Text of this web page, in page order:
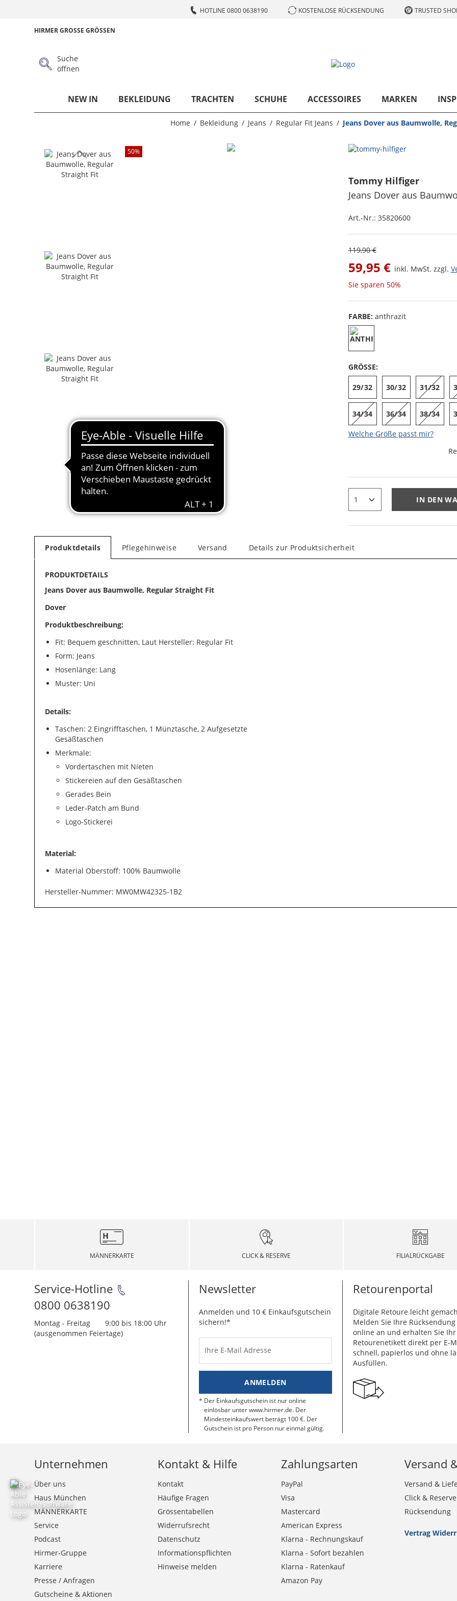
HOTLINE 0800 0638190 KOSTENLOSE RÜCKSENDUNG TRUSTED
HIRMER GROSSE GRÖSSEN
Suche
öffnen
NEW IN BEKLEIDUNG TRACHTEN SCHUHE ACCESSOIRES MARKEN
Home Bekleidung Jeans Regular Fit Jeans Jeans Dover aus Baumwolle,
50%
Tommy Hilfiger
Jeans Dover aus
Art.-Nr.: 35820600
119,90 €
59,95 € inkl. MwSt. zzgl.
Sie sparen 50%
FARBE: anthrazit
GRÖSSE:
29/32 30/32 31/32
34/34 36/34 38/34
Welche Größe passt mir?
IN DEN
Produktdetails Pflegehinweise Versand Details zur Produktsicherheit
PRODUKTDETAILS
Jeans Dover aus Baumwolle, Regular Straight Fit
Dover
Produktbeschreibung:
Fit: Bequem geschnitten, Laut Hersteller: Regular Fit
Form: Jeans
Hosenlänge: Lang
Muster: Uni
Details:
Taschen: 2 Eingrifftaschen, 1 Münztasche, 2 Aufgesetzte
Gesäßtaschen
Merkmale:
Vordertaschen mit Nieten
Stickereien auf den Gesäßtaschen
Gerades Bein
Leder-Patch am Bund
Logo-Stickerei
Material:
Material Oberstoff: 100% Baumwolle
Hersteller-Nummer: MW0MW42325-1B2
MÄNNERKARTE CLICK & RESERVE FILIALRÜCKGABE
Service-Hotline
0800 0638190
Montag - Freitag
9:00 bis 18:00 Uhr
(ausgenommen Feiertage)
Newsletter
Anmelden und 10 € Einkaufsgutschein
sichern!*
Ihre E-Mail Adresse
ANMELDEN
Der Einkaufsgutschein ist nur online
einlösbar unter www.hirmer.de. Der
Mindesteinkaufswert beträgt 100 €. Der
Gutschein ist pro Person nur einmal gültig.
Retourenportal
Digitale Retoure leicht
Melden Sie Ihre
online an und erhalten Sie Ihr
Retourenetikett direkt per E-
schnell, papierlos und ohne
Ausfüllen.
Unternehmen
Über uns
Haus München
MÄNNERKARTE
Service
Podcast
Hirmer-Gruppe
Karriere
Presse / Anfragen
Gutscheine & Aktionen
Kontakt & Hilfe
Kontakt
Häufige Fragen
Grössentabellen
Widerrufsrecht
Datenschutz
Informationspflichten
Hinweise melden
Zahlungsarten
PayPal
Visa
Mastercard
American Express
Klarna - Rechnungskauf
Klarna - Sofort bezahlen
Klarna - Ratenkauf
Amazon Pay
Versand
Versand &
Click & Reserve
Rücksendung
Vertrag